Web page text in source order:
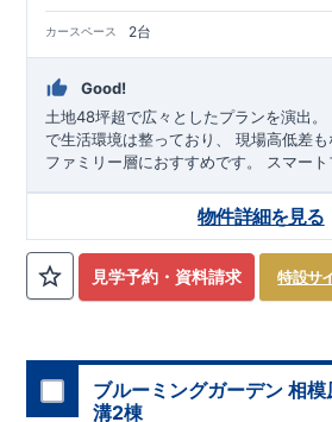
カースペース 2台
Good!
土地48坪超で広々としたプランを演出
で生活環境は整っており、 現場高低差
ファミリー層におすすめです。 スマー
blooming.com/bukken/71074018/
見学予約・資料請求 特設サ
物件詳細を見る
ブルーミングガーデン 相
溝2棟